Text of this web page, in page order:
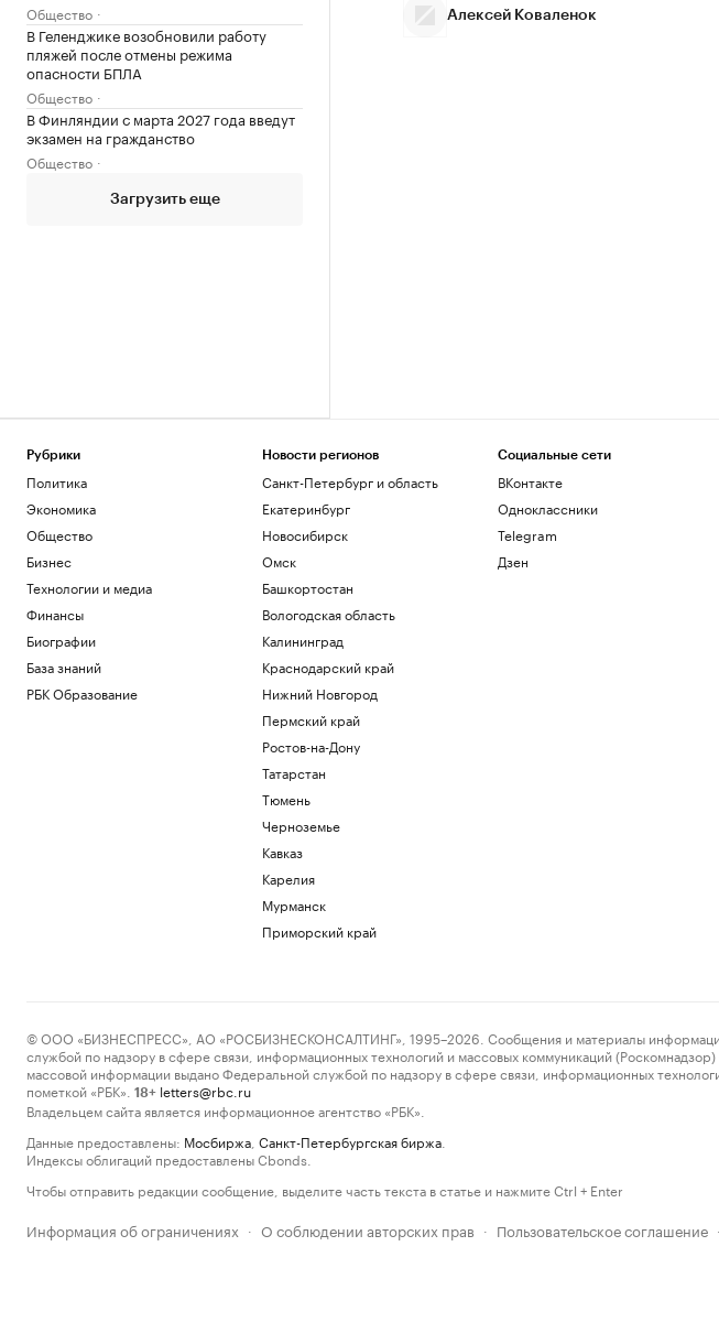
Общество
В Геленджике возобновили работу
пляжей после отмены режима
опасности БПЛА
Общество
В Финляндии с марта 2027 года введут
экзамен на гражданство
Общество
Загрузить еще
Алексей Коваленок
Рубрики
Политика
Экономика
Общество
Бизнес
Технологии и медиа
Финансы
Биографии
База знаний
РБК Образование
Новости регионов
Санкт-Петербург и область
Екатеринбург
Новосибирск
Омск
Башкортостан
Вологодская область
Калининград
Краснодарский край
Нижний Новгород
Пермский край
Ростов-на-Дону
Татарстан
Тюмень
Черноземье
Кавказ
Карелия
Мурманск
Приморский край
Социальные сети
ВКонтакте
Одноклассники
Telegram
Дзен
© ООО «БИЗНЕСПРЕСС», АО «РОСБИЗНЕСКОНСАЛТИНГ», 1995–2026. Сообщения и материалы
службой по надзору в сфере связи, информационных технологий и массовых коммуникаций
массовой информации выдано Федеральной службой по надзору в сфере связи, информационных
пометкой «РБК».
18+ letters@rbc.ru
Владельцем сайта является информационное агентство «РБК».
Данные предоставлены: Мосбиржа Санкт-Петербургская биржа
Индексы облигаций предоставлены Cbonds.
Чтобы отправить редакции сообщение, выделите часть текста в статье и нажмите Ctrl + Enter
Информация об ограничениях · О соблюдении авторских прав · Пользовательское соглашение ·